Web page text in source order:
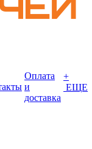
Оплата
и
доставка
+
ЕЩЕ